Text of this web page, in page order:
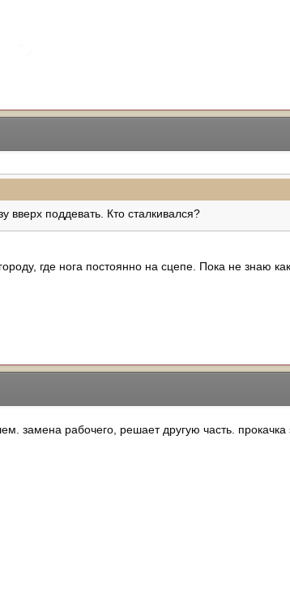
вверх поддевать. Кто сталкивался?
где нога постоянно на сцепе. Пока не знаю
замена рабочего, решает другую часть.